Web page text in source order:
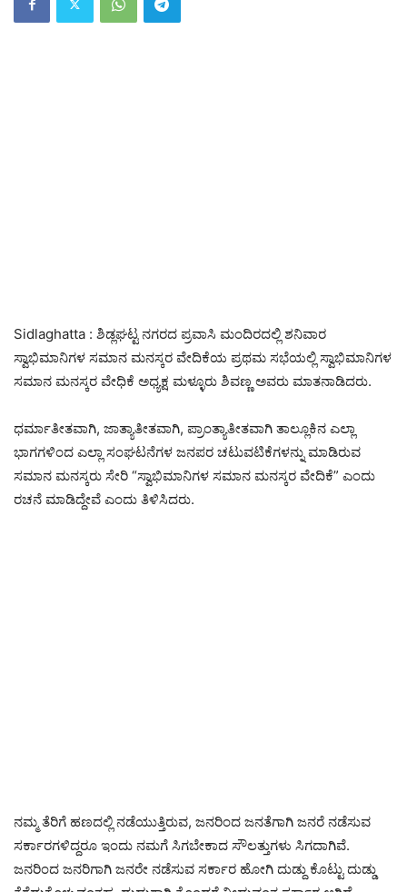
Sidlaghatta : ಶಿಡ್ಲಘಟ್ಟ ನಗರದ ಪ್ರವಾಸಿ ಮಂದಿರದಲ್ಲಿ ಶನಿವಾರ
ಸ್ವಾಭಿಮಾನಿಗಳ ಸಮಾನ ಮನಸ್ಕರ ವೇದಿಕೆಯ ಪ್ರಥಮ ಸಭೆಯಲ್ಲಿ ಸ್ವಾಭಿಮಾನಿಗಳ
ಸಮಾನ ಮನಸ್ಕರ ವೇಧಿಕೆ ಅಧ್ಯಕ್ಷ ಮಳ್ಳೂರು ಶಿವಣ್ಣ ಅವರು ಮಾತನಾಡಿದರು.
ಧರ್ಮಾತೀತವಾಗಿ, ಜಾತ್ಯಾತೀತವಾಗಿ, ಪ್ರಾಂತ್ಯಾತೀತವಾಗಿ ತಾಲ್ಲೂಕಿನ ಎಲ್ಲಾ
ಭಾಗಗಳಿಂದ ಎಲ್ಲಾ ಸಂಘಟನೆಗಳ ಜನಪರ ಚಟುವಟಿಕೆಗಳನ್ನು ಮಾಡಿರುವ
ಸಮಾನ ಮನಸ್ಕರು ಸೇರಿ “ಸ್ವಾಭಿಮಾನಿಗಳ ಸಮಾನ ಮನಸ್ಕರ ವೇದಿಕೆ” ಎಂದು
ರಚನೆ ಮಾಡಿದ್ದೇವೆ ಎಂದು ತಿಳಿಸಿದರು.
ನಮ್ಮ ತೆರಿಗೆ ಹಣದಲ್ಲಿ ನಡೆಯುತ್ತಿರುವ, ಜನರಿಂದ ಜನತೆಗಾಗಿ ಜನರೆ ನಡೆಸುವ
ಸರ್ಕಾರಗಳಿದ್ದರೂ ಇಂದು ನಮಗೆ ಸಿಗಬೇಕಾದ ಸೌಲತ್ತುಗಳು ಸಿಗದಾಗಿವೆ.
ಜನರಿಂದ ಜನರಿಗಾಗಿ ಜನರೇ ನಡೆಸುವ ಸರ್ಕಾರ ಹೋಗಿ ದುಡ್ದು ಕೊಟ್ಟು ದುಡ್ಡು